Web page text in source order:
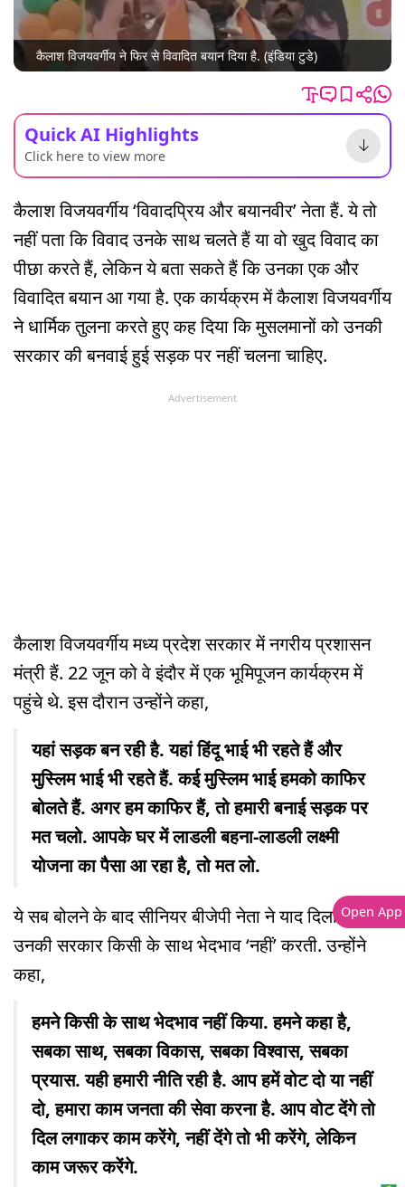
कैलाश विजयवर्गीय ने फिर से विवादित बयान दिया है. (इंडिया टुडे)
Quick AI Highlights
Click here to view more
कैलाश विजयवर्गीय ‘विवादप्रिय और बयानवीर’ नेता हैं. ये तो
नहीं पता कि विवाद उनके साथ चलते हैं या वो खुद विवाद का
पीछा करते हैं, लेकिन ये बता सकते हैं कि उनका एक और
विवादित बयान आ गया है. एक कार्यक्रम में कैलाश विजयवर्गीय
ने धार्मिक तुलना करते हुए कह दिया कि मुसलमानों को उनकी
सरकार की बनवाई हुई सड़क पर नहीं चलना चाहिए.
Advertisement
कैलाश विजयवर्गीय मध्य प्रदेश सरकार में नगरीय प्रशासन
मंत्री हैं. 22 जून को वे इंदौर में एक भूमिपूजन कार्यक्रम में
पहुंचे थे. इस दौरान उन्होंने कहा,
यहां सड़क बन रही है. यहां हिंदू भाई भी रहते हैं और
मुस्लिम भाई भी रहते हैं. कई मुस्लिम भाई हमको काफिर
बोलते हैं. अगर हम काफिर हैं, तो हमारी बनाई सड़क पर
मत चलो. आपके घर में लाडली बहना-लाडली लक्ष्मी
योजना का पैसा आ रहा है, तो मत लो.
ये सब बोलने के बाद सीनियर बीजेपी नेता ने याद दिलाया कि
उनकी सरकार किसी के साथ भेदभाव ‘नहीं’ करती. उन्होंने
कहा,
हमने किसी के साथ भेदभाव नहीं किया. हमने कहा है,
सबका साथ, सबका विकास, सबका विश्वास, सबका
प्रयास. यही हमारी नीति रही है. आप हमें वोट दो या नहीं
दो, हमारा काम जनता की सेवा करना है. आप वोट देंगे तो
दिल लगाकर काम करेंगे, नहीं देंगे तो भी करेंगे, लेकिन
काम जरूर करेंगे.
Open App